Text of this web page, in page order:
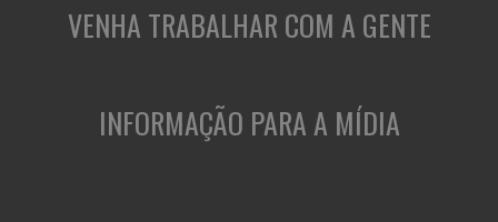
VENHA TRABALHAR COM A GENTE
INFORMAÇÃO PARA A MÍDIA